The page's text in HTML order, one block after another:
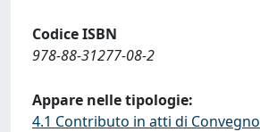
Codice ISBN
978-88-31277-08-2
Appare nelle tipologie:
4.1 Contributo in atti di Convegno